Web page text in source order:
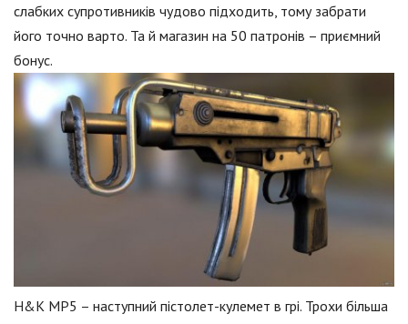
слабких супротивників чудово підходить, тому забрати
його точно варто. Та й магазин на 50 патронів – приємний
бонус.
H&K MP5 – наступний пістолет-кулемет в грі. Трохи більша